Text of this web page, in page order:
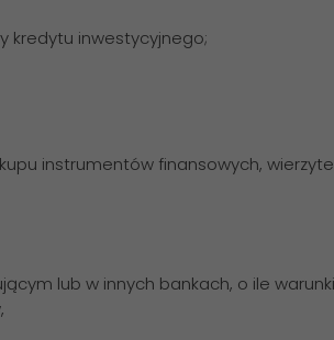
kredytu inwestycyjnego;
instrumentów finansowych,
lub w innych bankach, o ile